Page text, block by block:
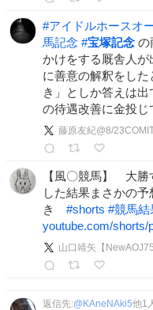
#アイドルホースオ
馬記念 #宝塚記念 の
かけをする厩舎人
に善意の解釈をし
き」としか答えは
の待遇改善に金投じ
【風〇競馬】 大勝
した結果まさかの
き #shorts #競馬結
youtube.com/
山口靖矢【
返信先:@ KAneNAki5他1